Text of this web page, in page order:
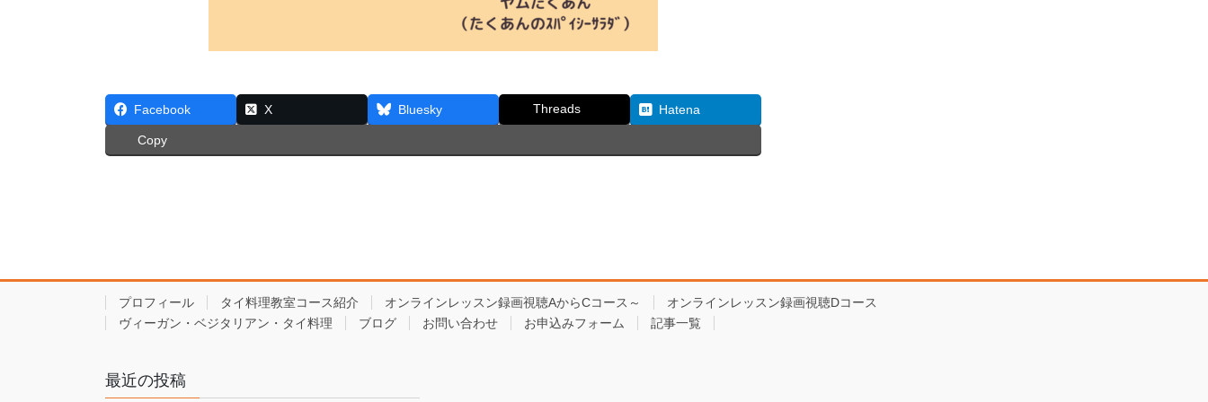
Facebook X Bluesky Threads Hatena
Copy
プロフィール タイ料理教室コース紹介 オンラインレッスン録画視聴AからCコース～
オンラインレッスン録画視聴Dコース
ヴィーガン・ベジタリアン・タイ料理
ブログ お問い合わせ お申込みフォーム 記事一覧
最近の投稿